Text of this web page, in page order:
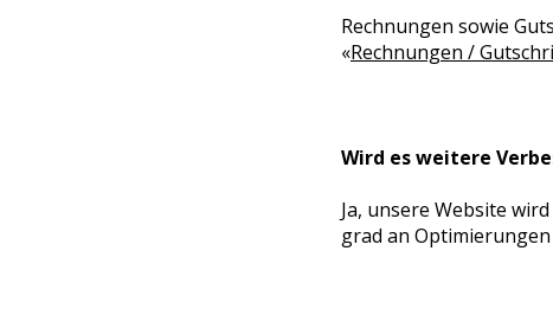
Rechnungen sowie
«Rechnungen /
Wird es weitere
Ja, unsere Website
grad an